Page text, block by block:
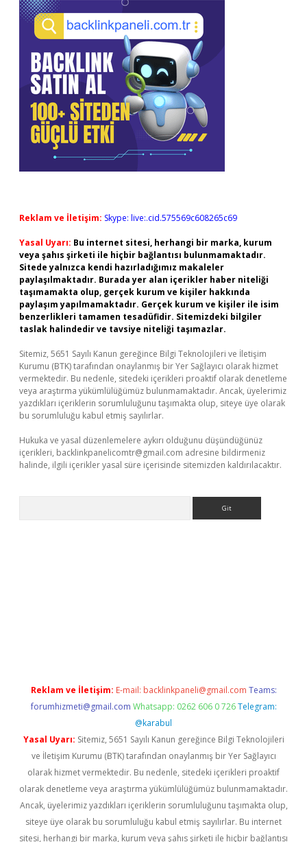
Reklam ve İletişim: Skype: live:.cid.575569c608265c69
Yasal Uyarı: Bu internet sitesi, herhangi bir marka, kurum
veya şahıs şirketi ile hiçbir bağlantısı bulunmamaktadır.
Sitede yalnızca kendi hazırladığımız makaleler
paylaşılmaktadır. Burada yer alan içerikler haber niteliği
taşımamakta olup, gerçek kurum ve kişiler hakkında
paylaşım yapılmamaktadır. Gerçek kurum ve kişiler ile isim
benzerlikleri tamamen tesadüfidir. Sitemizdeki bilgiler
taslak halindedir ve tavsiye niteliği taşımazlar.
Sitemiz, 5651 Sayılı Kanun gereğince Bilgi Teknolojileri ve İletişim
Kurumu (BTK) tarafından onaylanmış bir Yer Sağlayıcı olarak hizmet
vermektedir. Bu nedenle, sitedeki içerikleri proaktif olarak denetleme
veya araştırma yükümlülüğümüz bulunmamaktadır. Ancak, üyelerimiz
yazdıkları içeriklerin sorumluluğunu taşımakta olup, siteye üye olarak
bu sorumluluğu kabul etmiş sayılırlar.
Hukuka ve yasal düzenlemelere aykırı olduğunu düşündüğünüz
içerikleri, backlinkpanelicomtr@gmail.com adresine bildirmeniz
halinde, ilgili içerikler yasal süre içerisinde sitemizden kaldırılacaktır.
Reklam ve İletişim: E-mail: backlinkpaneli@gmail.com Teams:
forumhizmeti@gmail.com Whatsapp: 0262 606 0 726 Telegram:
@karabul
Yasal Uyarı: Sitemiz, 5651 Sayılı Kanun gereğince Bilgi Teknolojileri
ve İletişim Kurumu (BTK) tarafından onaylanmış bir Yer Sağlayıcı
olarak hizmet vermektedir. Bu nedenle, sitedeki içerikleri proaktif
olarak denetleme veya araştırma yükümlülüğümüz bulunmamaktadır.
Ancak, üyelerimiz yazdıkları içeriklerin sorumluluğunu taşımakta olup,
siteye üye olarak bu sorumluluğu kabul etmiş sayılırlar. Bu internet
sitesi, herhangi bir marka, kurum veya şahıs şirketi ile hiçbir bağlantısı